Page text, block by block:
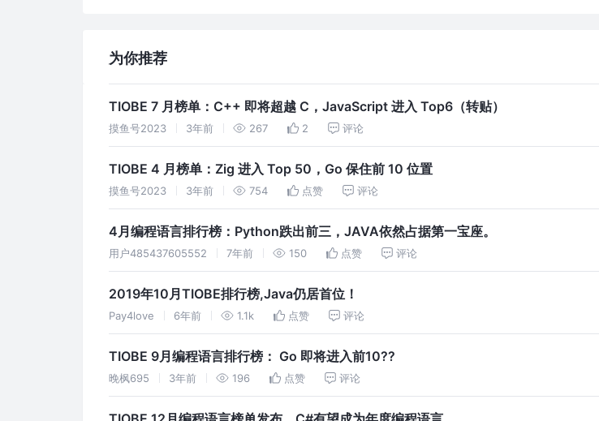
为你推荐
TIOBE 7 月榜单：C++ 即将超越 C，JavaScript 进入 Top6（转贴）
摸鱼号2023 3年前 267 2 评论
TIOBE 4 月榜单：Zig 进入 Top 50，Go 保住前 10 位置
摸鱼号2023 3年前 754 点赞 评论
4月编程语言排行榜：Python跌出前三，JAVA依然占据第一宝座。
用户485437605552 7年前 150 点赞 评论
2019年10月TIOBE排行榜,Java仍居首位！
Pay4love 6年前 1.1k 点赞 评论
TIOBE 9月编程语言排行榜： Go 即将进入前10??
晚枫695 3年前 196 点赞 评论